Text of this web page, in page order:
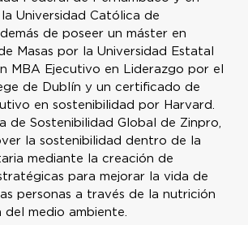
Universidad Católica de
de poseer un máster en
Masas por la Universidad Estatal
MBA Ejecutivo en Liderazgo por el
de Dublín y un certificado de
en sostenibilidad por Harvard.
de Sostenibilidad Global de Zinpro,
la sostenibilidad dentro de la
mediante la creación de
para mejorar la vida de
personas a través de la nutrición
medio ambiente.